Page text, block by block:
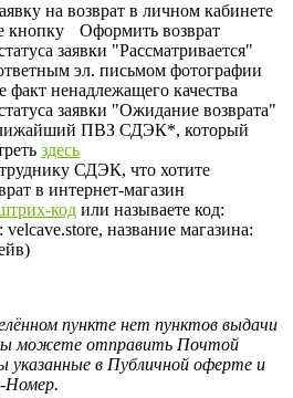
на возврат в личном кабинете
кнопку
Оформить возврат
заявки "Рассматривается"
эл. письмом фотографии
факт ненадлежащего качества
заявки "Ожидание возврата"
ПВЗ СДЭК*, который
здесь
СДЭК, что хотите
в интернет-магазин
код или называете код:
velcave.store, название магазина:
пункте нет пунктов выдачи
можете отправить Почтой
указанные в Публичной оферте и
Номер.